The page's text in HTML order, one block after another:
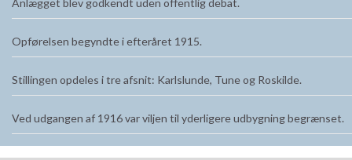
Anlægget blev godkendt uden offentlig debat.
Opførelsen begyndte i efteråret 1915.
Stillingen opdeles i tre afsnit: Karlslunde, Tune og Roskilde.
Ved udgangen af 1916 var viljen til yderligere udbygning begrænset.